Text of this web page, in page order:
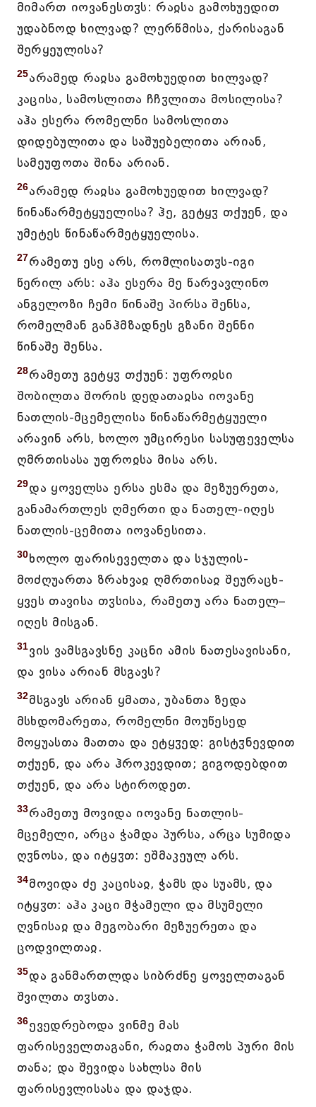
მიმართ იოვანესთჳს: რაჲსა გამოხუედით
უდაბნოდ ხილვად? ლერწმისა, ქარისაგან
შერყეულისა?
25არამედ რაჲსა გამოხუედით ხილვად?
კაცისა, სამოსლითა ჩჩჳლითა მოსილისა?
აჰა ესერა რომელნი სამოსლითა
დიდებულითა და საშუებელითა არიან,
სამეუფოთა შინა არიან.
26არამედ რაჲსა გამოხუედით ხილვად?
წინაწარმეტყუელისა? ჰე, გეტყჳ თქუენ, და
უმეტეს წინაწარმეტყუელისა.
27რამეთუ ესე არს, რომლისათჳს-იგი
წერილ არს: აჰა ესერა მე წარვავლინო
ანგელოზი ჩემი წინაშე პირსა შენსა,
რომელმან განჰმზადნეს გზანი შენნი
წინაშე შენსა.
28რამეთუ გეტყჳ თქუენ: უფროჲსი
შობილთა შორის დედათაჲსა იოვანე
ნათლის-მცემელისა წინაწარმეტყუელი
არავინ არს, ხოლო უმცირესი სასუფეველსა
ღმრთისასა უფროჲსა მისა არს.
29და ყოველსა ერსა ესმა და მეზუერეთა,
განამართლეს ღმერთი და ნათელ-იღეს
ნათლის-ცემითა იოვანესითა.
30ხოლო ფარისეველთა და სჯულის-
მოძღუართა ზრახვაჲ ღმრთისაჲ შეურაცხ-
ყვეს თავისა თჳსისა, რამეთუ არა ნათელ–
იღეს მისგან.
31ვის ვამსგავსნე კაცნი ამის ნათესავისანი,
და ვისა არიან მსგავს?
32მსგავს არიან ყმათა, უბანთა ზედა
მსხდომარეთა, რომელნი მოუწესედ
მოყუასთა მათთა და ეტყჳედ: გისტჳნევდით
თქუენ, და არა ჰროკევდით; გიგოდებდით
თქუენ, და არა სტიროდეთ.
33რამეთუ მოვიდა იოვანე ნათლის-
მცემელი, არცა ჭამდა პურსა, არცა სუმიდა
ღჳნოსა, და იტყჳთ: ეშმაკეულ არს.
34მოვიდა ძე კაცისაჲ, ჭამს და სუამს, და
იტყჳთ: აჰა კაცი მჭამელი და მსუმელი
ღვნისაჲ და მეგობარი მეზუერეთა და
ცოდვილთაჲ.
35და განმართლდა სიბრძნე ყოველთაგან
შვილთა თჳსთა.
36ევედრებოდა ვინმე მას
ფარისეველთაგანი, რაჲთა ჭამოს პური მის
თანა; და შევიდა სახლსა მის
ფარისევლისასა და დაჯდა.